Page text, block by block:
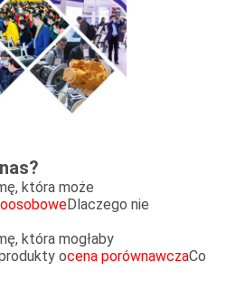
która może
Dlaczego nie
która mogłaby
ocena porównawczaCo